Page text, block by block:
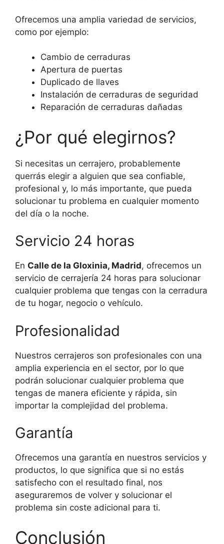
Ofrecemos una amplia variedad de servicios,
como por ejemplo:
Cambio de cerraduras
Apertura de puertas
Duplicado de llaves
Instalación de cerraduras de seguridad
Reparación de cerraduras dañadas
¿Por qué elegirnos?
Si necesitas un cerrajero, probablemente
querrás elegir a alguien que sea confiable,
profesional y, lo más importante, que pueda
solucionar tu problema en cualquier momento
del día o la noche.
Servicio 24 horas
En Calle de la Gloxinia, Madrid, ofrecemos un
servicio de cerrajería 24 horas para solucionar
cualquier problema que tengas con la cerradura
de tu hogar, negocio o vehículo.
Profesionalidad
Nuestros cerrajeros son profesionales con una
amplia experiencia en el sector, por lo que
podrán solucionar cualquier problema que
tengas de manera eficiente y rápida, sin
importar la complejidad del problema.
Garantía
Ofrecemos una garantía en nuestros servicios y
productos, lo que significa que si no estás
satisfecho con el resultado final, nos
aseguraremos de volver y solucionar el
problema sin coste adicional para ti.
Conclusión